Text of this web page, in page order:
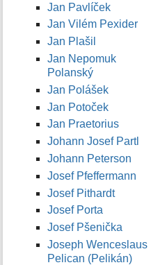
Jan Pavlíček
Jan Vilém Pexider
Jan Plašil
Jan Nepomuk
Polanský
Jan Polášek
Jan Potoček
Jan Praetorius
Johann Josef Partl
Johann Peterson
Josef Pfeffermann
Josef Pithardt
Josef Porta
Josef Pšenička
Joseph Wenceslaus
Pelican (Pelikán)